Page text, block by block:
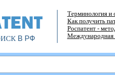
В РФ
Терминология и
Как получить
Роспатент -
Международная